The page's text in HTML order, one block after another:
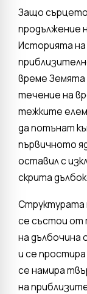
Защо
продължение
Историята
време Земята
течение на
тежките
да потънат
първичното
оставил с
скрита
Структурата
се състои от
на дълбочина
и се
се намира
на